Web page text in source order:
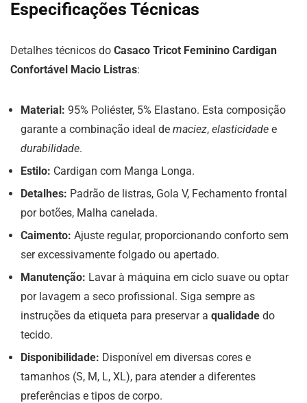
Especificações Técnicas
Detalhes técnicos do Casaco Tricot Feminino Cardigan
Confortável Macio Listras:
Material: 95% Poliéster, 5% Elastano. Esta composição
garante a combinação ideal de maciez, elasticidade e
durabilidade.
Estilo: Cardigan com Manga Longa.
Detalhes: Padrão de listras, Gola V, Fechamento frontal
por botões, Malha canelada.
Caimento: Ajuste regular, proporcionando conforto sem
ser excessivamente folgado ou apertado.
Manutenção: Lavar à máquina em ciclo suave ou optar
por lavagem a seco profissional. Siga sempre as
instruções da etiqueta para preservar a qualidade do
tecido.
Disponibilidade: Disponível em diversas cores e
tamanhos (S, M, L, XL), para atender a diferentes
preferências e tipos de corpo.